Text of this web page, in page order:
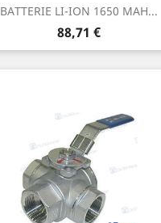
BATTERIE LI-ION 1650 MAH...
Prix
88,71 €
Aperçu rapide